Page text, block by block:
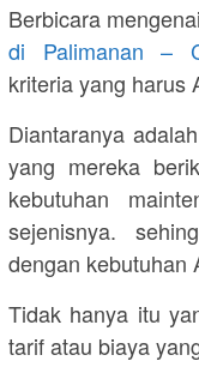
Berbicara
di Palimanan –
kriteria yang harus
Diantaranya
yang mereka
kebutuhan
sejenisnya.
dengan kebutuhan
Tidak hanya itu
tarif atau biaya